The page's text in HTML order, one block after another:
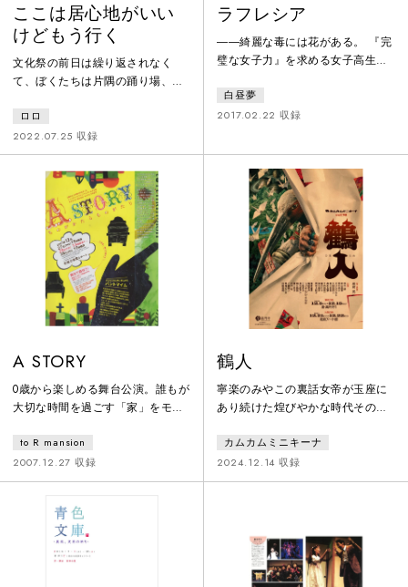
ここは居心地がいい
けどもう行く
文化祭の前日は繰り返されなく
て、ぼくたちは片隅の踊り場、変
た。増えていく過去形と消えてい
く可能性の間で右往左往する姿は
まるでダンスみたいだねって言っ
てくれたことを忘れるわけない。
ここは居心地がいいけど、文化祭
はとっくに終わったしお腹も空い
たし、もう行く。
ロロ
2022.07.25 収録
ラフレシア
――綺麗な毒には花がある。 『完
璧な女子力』を求める女子高生
茶でアルバイトを始める。勤務初
日の夜、メイド長が突然死。騒め
様』の仕業だ」と噂する。店に
は、メイドを次々殺していく、怪
人『御主人様』の呪いがかかって
いた。 耽美！耽美！暴力的耽美！
演劇集団白昼夢が、虚構で性別を
破壊する。
白昼夢
2017.02.22 収録
A STORY
0歳から楽しめる舞台公演。誰もが
大切な時間を過ごす「家」をモチ
うな不思議な世界を、パントマイ
ム、ダンス、アコーディオンの生
演奏で描き出します。
to R mansion
2007.12.27 収録
鶴人
寧楽のみやこの裏話女帝が玉座に
あり続けた煌びやかな時代その秘
と男に翻弄されて 女らの一念岩
をも通す行き着く先は大仏開眼
明日を見据えて昨日を知る今日は
カムカムミニキーナ
2024.12.14 収録